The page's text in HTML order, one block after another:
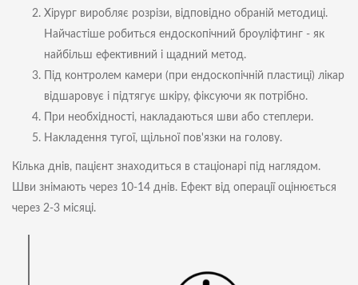
Хірург виробляє розрізи, відповідно обраній методиці.
Найчастіше робиться ендоскопічний броуліфтинг - як
найбільш ефективний і щадний метод.
Під контролем камери (при ендоскопічній пластиці) лікар
відшаровує і підтягує шкіру, фіксуючи як потрібно.
При необхідності, накладаються шви або степлери.
Накладення тугої, щільної пов'язки на голову.
Кілька днів, пацієнт знаходиться в стаціонарі під наглядом.
Шви знімають через 10-14 днів. Ефект від операції оцінюється
через 2-3 місяці.